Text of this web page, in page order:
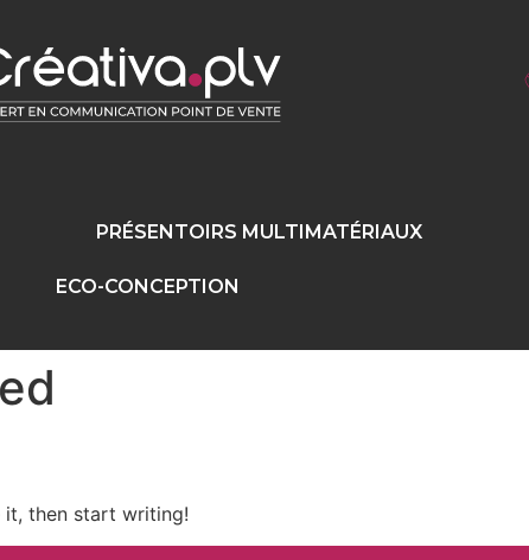
PRÉSENTOIRS MULTIMATÉRIAUX
ECO-CONCEPTION
it, then start writing!